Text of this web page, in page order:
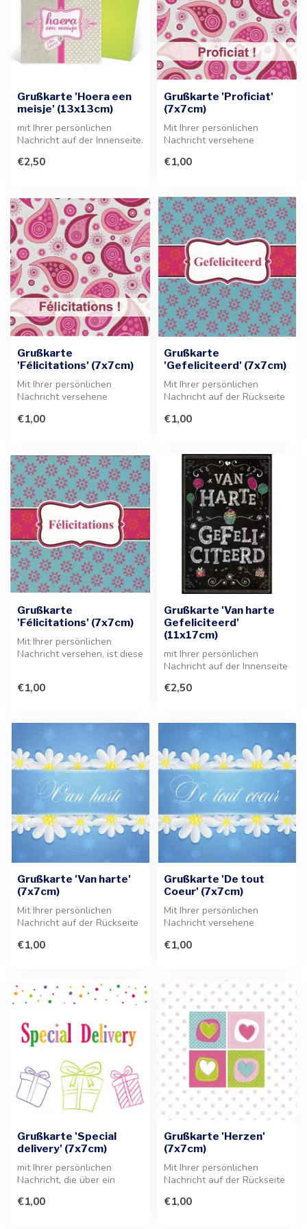
Grußkarte 'Hoera een
meisje' (13x13cm)
mit Ihrer persönlichen
Nachricht auf der Innenseite.
Grußkarte...
€2,50
Grußkarte 'Proficiat'
(7x7cm)
Mit Ihrer persönlichen
Nachricht versehene
Karte bietet...
€1,00
Grußkarte
'Félicitations' (7x7cm)
Mit Ihrer persönlichen
Nachricht versehene
Geschenk eine in...
€1,00
Grußkarte
'Gefeliciteerd' (7x7cm)
Mit Ihrer persönlichen
Nachricht auf der Rückseite
perfe...
€1,00
Grußkarte
'Félicitations' (7x7cm)
Mit Ihrer persönlichen
Nachricht versehen, ist diese
€1,00
Grußkarte 'Van harte
Gefeliciteerd'
(11x17cm)
mit Ihrer persönlichen
Nachricht auf der Innenseite
c...
€2,50
Grußkarte 'Van harte'
(7x7cm)
Mit Ihrer persönlichen
Nachricht auf der Rückseite
perfe...
€1,00
Grußkarte 'De tout
Coeur' (7x7cm)
Mit Ihrer persönlichen
Nachricht versehene
Die Botsch...
€1,00
Grußkarte 'Special
delivery' (7x7cm)
mit Ihrer persönlichen
Nachricht, die über ein
angebra...
€1,00
Grußkarte 'Herzen'
(7x7cm)
Mit Ihrer persönlichen
Nachricht auf der Rückseite
perfe...
€1,00